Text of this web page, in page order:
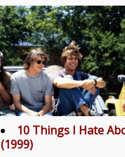
10 Things I Hate
(1999)